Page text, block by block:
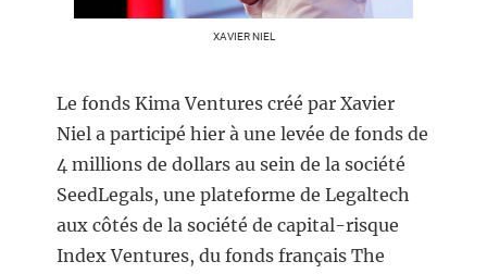
XAVIER NIEL
Le fonds Kima Ventures créé par Xavier
Niel a participé hier à une levée de fonds de
4 millions de dollars au sein de la société
SeedLegals, une plateforme de Legaltech
aux côtés de la société de capital-risque
Index Ventures, du fonds français The